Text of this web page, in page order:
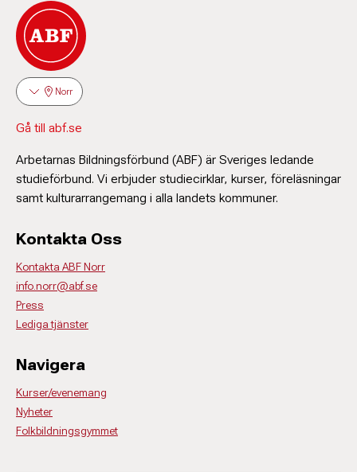
Norr
Gå till abf.se
Arbetarnas Bildningsförbund (ABF) är Sveriges ledande
studieförbund. Vi erbjuder studiecirklar, kurser, föreläsningar
samt kulturarrangemang i alla landets kommuner.
Kontakta Oss
Kontakta ABF Norr
info.norr@abf.se
Press
Lediga tjänster
Navigera
Kurser/evenemang
Nyheter
Folkbildningsgymmet